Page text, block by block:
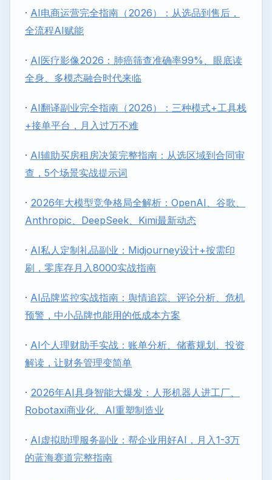
· AI电商运营完全指南（2026）：从选品到售后，
全流程AI赋能
· AI医疗影像2026：肺癌筛查准确率99%、眼底读
全身、多模态融合时代来临
· AI翻译副业完全指南（2026）：三种模式+工具栈
+接单平台，月入过万不难
· AI辅助买房租房决策完整指南：从选区域到合同审
查，5个场景实战提示词
· 2026年大模型竞争格局全解析：OpenAI、谷歌、
Anthropic、DeepSeek、Kimi最新动态
· AI私人定制礼品副业：Midjourney设计+按需印
刷，零库存月入8000实战指南
· AI品牌监控实战指南：舆情追踪、评论分析、危机
预警，中小品牌也能用的低成本方案
· AI个人理财助手实战：账单分析、储蓄规划、投资
解读，让财务管理变简单
· 2026年AI具身智能大爆发：人形机器人进工厂、
Robotaxi商业化、AI重塑制造业
· AI虚拟助理服务副业：帮企业用好AI，月入1-3万
的蓝海赛道完整指南